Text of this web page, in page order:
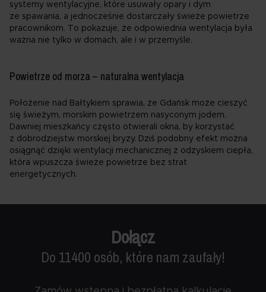
systemy wentylacyjne, które usuwały opary i dym
ze spawania, a jednocześnie dostarczały świeże powietrze
pracownikom. To pokazuje, że odpowiednia wentylacja była
ważna nie tylko w domach, ale i w przemyśle.
Powietrze od morza – naturalna wentylacja
Położenie nad Bałtykiem sprawia, że Gdańsk może cieszyć
się świeżym, morskim powietrzem nasyconym jodem.
Dawniej mieszkańcy często otwierali okna, by korzystać
z dobrodziejstw morskiej bryzy. Dziś podobny efekt można
osiągnąć dzięki wentylacji mechanicznej z odzyskiem ciepła,
która wpuszcza świeże powietrze bez strat
energetycznych.
Dołącz
Do 11400 osób, które nam zaufały!